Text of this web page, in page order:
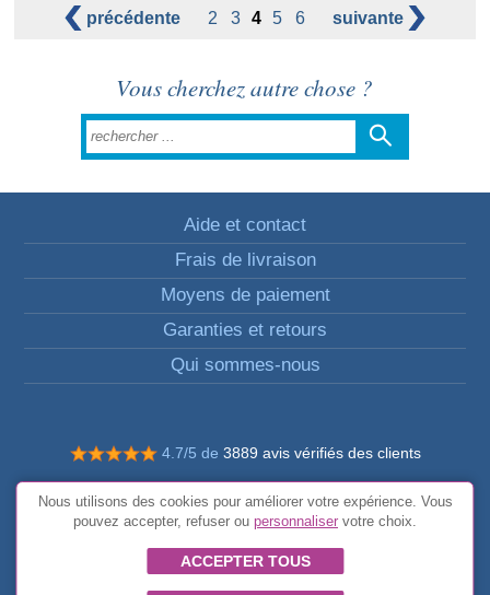
précédente 2 3 4 5 6 suivante
Vous cherchez autre chose ?
Aide et contact
Frais de livraison
Moyens de paiement
Garanties et retours
Qui sommes-nous
4.7/5 de 3889 avis vérifiés des clients
© Tous droits réservés FunToCome
Conditions générales
Nous utilisons des cookies pour améliorer votre expérience. Vous
pouvez accepter, refuser ou personnaliser votre choix.
ACCEPTER TOUS